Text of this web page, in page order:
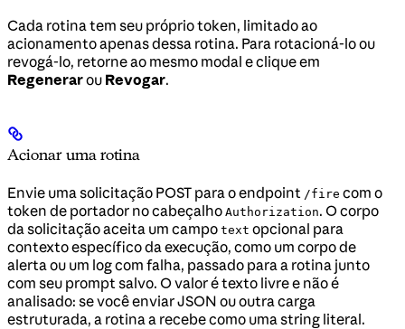
Cada rotina tem seu próprio token, limitado ao
acionamento apenas dessa rotina. Para rotacioná-lo ou
revogá-lo, retorne ao mesmo modal e clique em
Regenerarou Revogar.
Acionar uma rotina
Envie uma solicitação POST para o endpoint /fire com o
token de portador no cabeçalho Authorization. O corpo
da solicitação aceita um campo text opcional para
contexto específico da execução, como um corpo de
alerta ou um log com falha, passado para a rotina junto
com seu prompt salvo. O valor é texto livre e não é
analisado: se você enviar JSON ou outra carga
estruturada, a rotina a recebe como uma string literal.